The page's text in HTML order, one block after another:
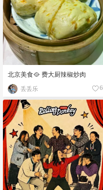
北京美食🥘 费大厨辣椒炒肉
丢丢乐 6